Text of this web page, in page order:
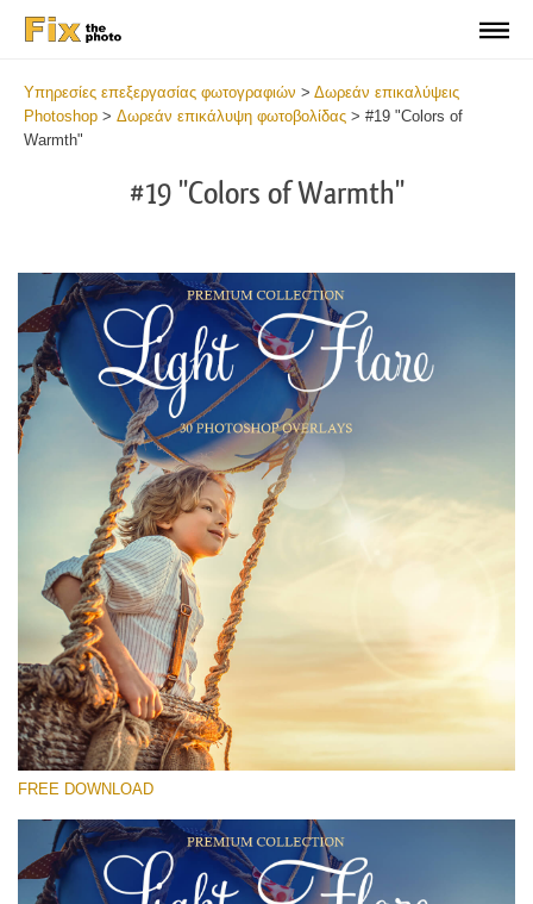
Υπηρεσίες επεξεργασίας φωτογραφιών > Δωρεάν επικαλύψεις
Photoshop > Δωρεάν επικάλυψη φωτοβολίδας > #19 "Colors of
Warmth"
#19 "Colors of Warmth"
Please select
Free Photoshop Overlay #19
Small 800*533px
Light Flare
(30 Overlays)
Fairy Tale (344 Overlays)
Large 6000*4000px
FREE DOWNLOAD